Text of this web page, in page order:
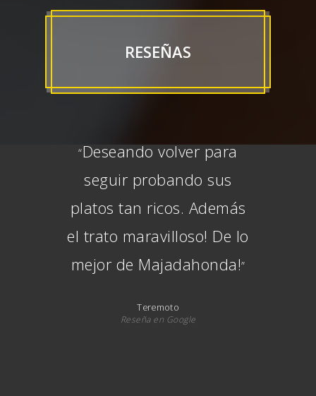
RESEÑAS
“Deseando volver para
seguir probando sus
platos tan ricos. Además
el trato maravilloso! De lo
mejor de Majadahonda!”
Teremoto
Reseña en Google